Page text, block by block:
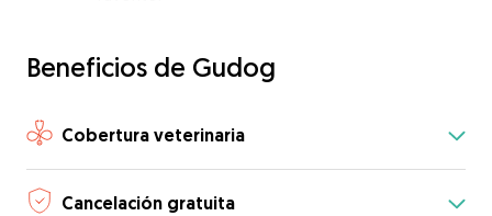
Beneficios de Gudog
Cobertura veterinaria
Cancelación gratuita